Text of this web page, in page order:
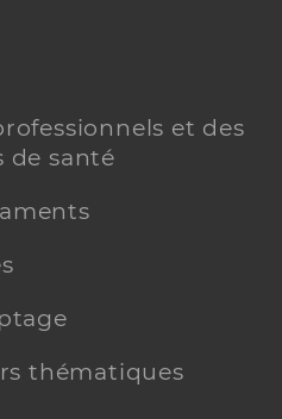
et des
de santé
thématiques